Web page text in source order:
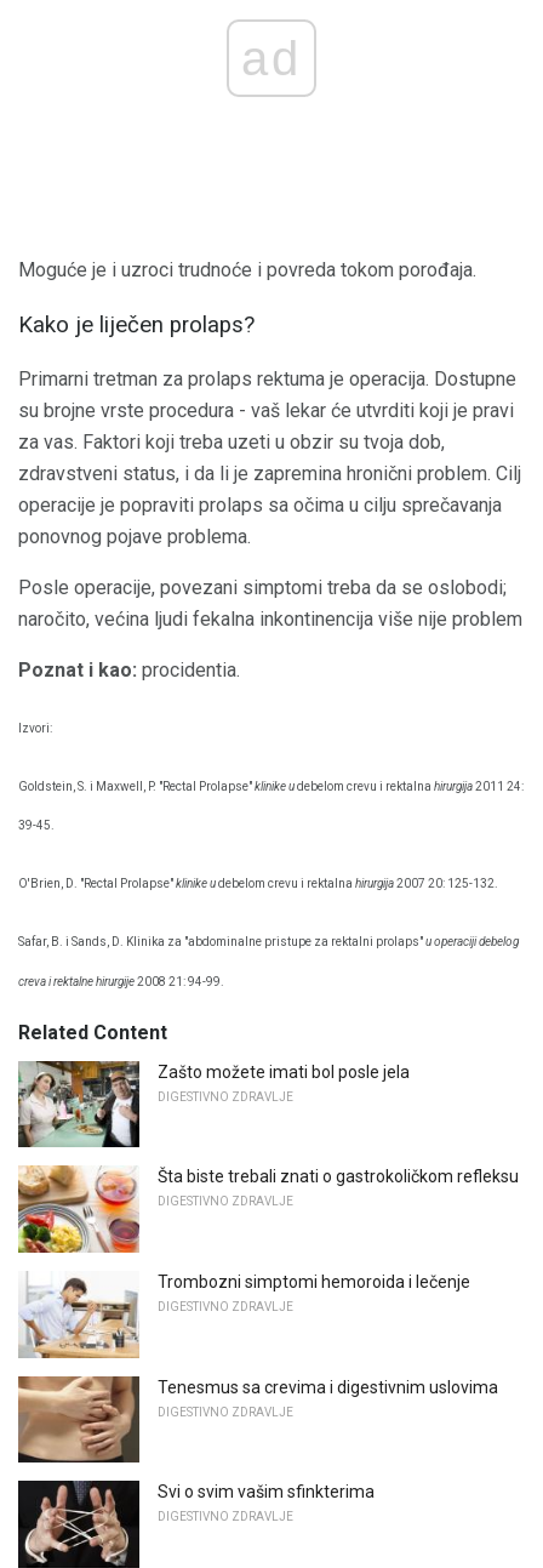
ad
Moguće je i uzroci trudnoće i povreda tokom porođaja.
Kako je liječen prolaps?
Primarni tretman za prolaps rektuma je operacija. Dostupne
su brojne vrste procedura - vaš lekar će utvrditi koji je pravi
za vas. Faktori koji treba uzeti u obzir su tvoja dob,
zdravstveni status, i da li je zapremina hronični problem. Cilj
operacije je popraviti prolaps sa očima u cilju sprečavanja
ponovnog pojave problema.
Posle operacije, povezani simptomi treba da se oslobodi;
naročito, većina ljudi fekalna inkontinencija više nije problem
Poznat i kao: procidentia.
Izvori:
Goldstein, S. i Maxwell, P. "Rectal Prolapse"klinike udebelom crevu i rektalna hirurgija2011 24:
39-45.
O'Brien, D. "Rectal Prolapse"klinike udebelom crevu i rektalna hirurgija2007 20: 125-132.
Safar, B. i Sands, D. Klinika za "abdominalne pristupe za rektalni prolaps"u operaciji debelog
creva i rektalne hirurgije2008 21: 94-99.
Related Content
Zašto možete imati bol posle jela
DIGESTIVNO ZDRAVLJE
Šta biste trebali znati o gastrokoličkom refleksu
DIGESTIVNO ZDRAVLJE
Trombozni simptomi hemoroida i lečenje
DIGESTIVNO ZDRAVLJE
Tenesmus sa crevima i digestivnim uslovima
DIGESTIVNO ZDRAVLJE
Svi o svim vašim sfinkterima
DIGESTIVNO ZDRAVLJE